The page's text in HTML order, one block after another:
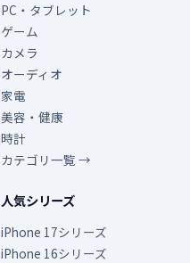
PC・タブレット
ゲーム
カメラ
オーディオ
家電
美容・健康
時計
カテゴリ一覧 →
人気シリーズ
iPhone 17シリーズ
iPhone 16シリーズ